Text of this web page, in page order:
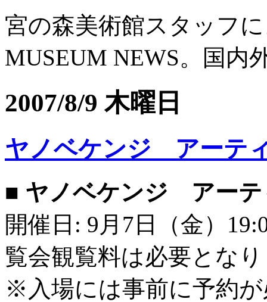
宮の森美術館スタッフ
MUSEUM NEWS。国内
2007/8/9 木曜日
ヤノベケンジ アーテ
■ ヤノベケンジ アーテ
開催日: 9月7日（金）
覧会観覧料は必要とな
※入場には事前に予約